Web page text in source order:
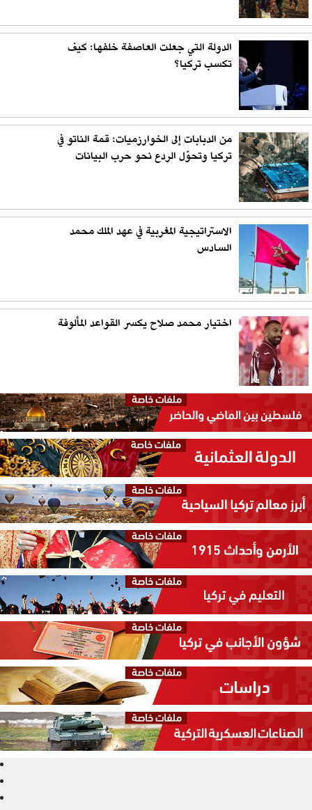
الدولة التي جعلت العاصفة خلفها: كيف
تكسب تركيا؟
من الدبابات إلى الخوارزميات: قمة الناتو في
تركيا وتحوّل الردع نحو حرب البيانات
الاستراتيجية المغربية في عهد الملك محمد
السادس
اختيار محمد صلاح يكسر القواعد المألوفة